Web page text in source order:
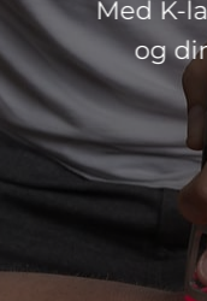
Med K-
og